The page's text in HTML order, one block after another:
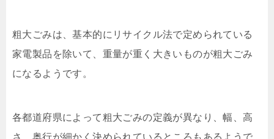
粗大ごみは、基本的にリサイクル法で定められている
家電製品を除いて、重量が重く大きいものが粗大ごみ
になるようです。
各都道府県によって粗大ごみの定義が異なり、幅、高
さ、奥行が細かく決められているところもあるようで